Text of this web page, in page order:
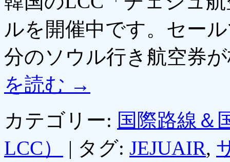
ルを開催中です。セー
分のソウル行き航空券
を読む →
カテゴリー: 国際路線＆
LCC）
| タグ: JEJUAIR,